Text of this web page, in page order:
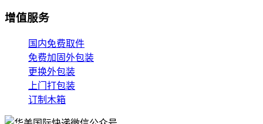
增值服务
国内免费取件
免费加固外包装
更换外包装
上门打包装
订制木箱